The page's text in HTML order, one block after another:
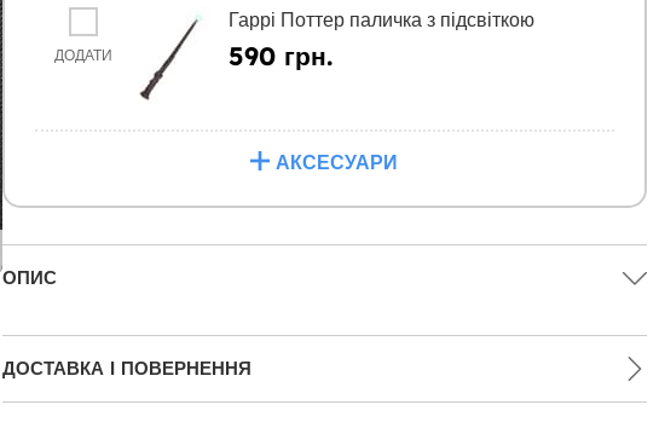
ДОДАТИ
Гаррі Поттер паличка з підсвіткою
590 грн.
АКСЕСУАРИ
ОПИС
ДОСТАВКА І ПОВЕРНЕННЯ